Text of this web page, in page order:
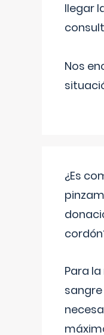
llegar
Nos
¿Es
Para